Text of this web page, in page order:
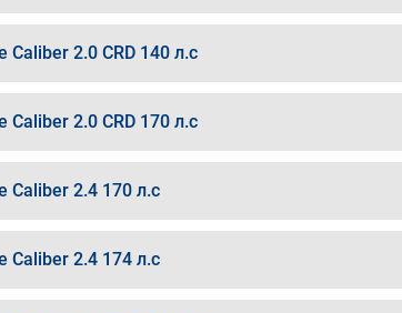
Caliber 2.0 CRD 140 л.с
Caliber 2.0 CRD 170 л.с
Caliber 2.4 170 л.с
Caliber 2.4 174 л.с